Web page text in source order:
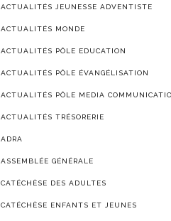
ACTUALITÉS JEUNESSE ADVENTISTE
ACTUALITÉS MONDE
ACTUALITÉS PÔLE EDUCATION
ACTUALITÉS PÔLE ÉVANGÉLISATION
ACTUALITÉS PÔLE MEDIA
ACTUALITÉS TRÉSORERIE
ADRA
ASSEMBLÉE GÉNÉRALE
CATÉCHÈSE DES ADULTES
CATÉCHÈSE ENFANTS ET JEUNES